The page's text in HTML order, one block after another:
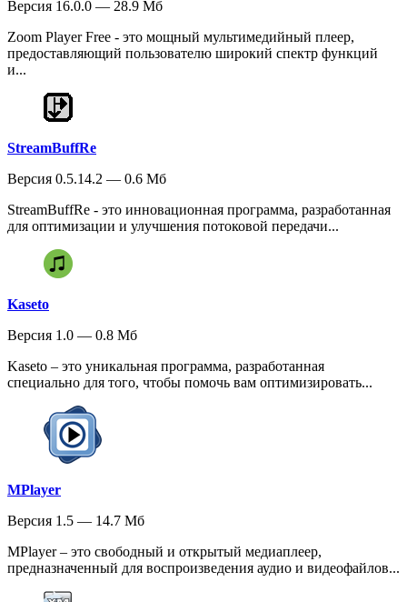
Версия 16.0.0 — 28.9 Мб
Zoom Player Free - это мощный мультимедийный плеер,
предоставляющий пользователю широкий спектр функций
и...
StreamBuffRe
Версия 0.5.14.2 — 0.6 Мб
StreamBuffRe - это инновационная программа, разработанная
для оптимизации и улучшения потоковой передачи...
Kaseto
Версия 1.0 — 0.8 Мб
Kaseto – это уникальная программа, разработанная
специально для того, чтобы помочь вам оптимизировать...
MPlayer
Версия 1.5 — 14.7 Мб
MPlayer – это свободный и открытый медиаплеер,
предназначенный для воспроизведения аудио и видеофайлов...